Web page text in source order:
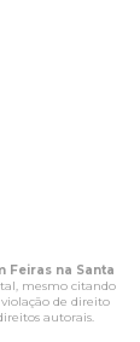
Feiras na Santa
mesmo citando
de direito
autorais.